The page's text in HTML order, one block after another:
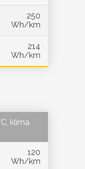
250
Wh/km
214
Wh/km
klíma
120
Wh/km